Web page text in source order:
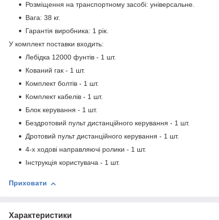
Розміщення на транспортному засобі: універсальне.
Вага: 38 кг.
Гарантія виробника: 1 рік.
У комплект поставки входить:
Лебідка 12000 фунтів - 1 шт.
Кований гак - 1 шт.
Комплект болтів - 1 шт.
Комплект кабелів - 1 шт.
Блок керування - 1 шт.
Бездротовий пульт дистанційного керування - 1 шт.
Дротовий пульт дистанційного керування - 1 шт.
4-х ходові направляючі ролики - 1 шт.
Інструкція користувача - 1 шт.
Приховати
Характеристики